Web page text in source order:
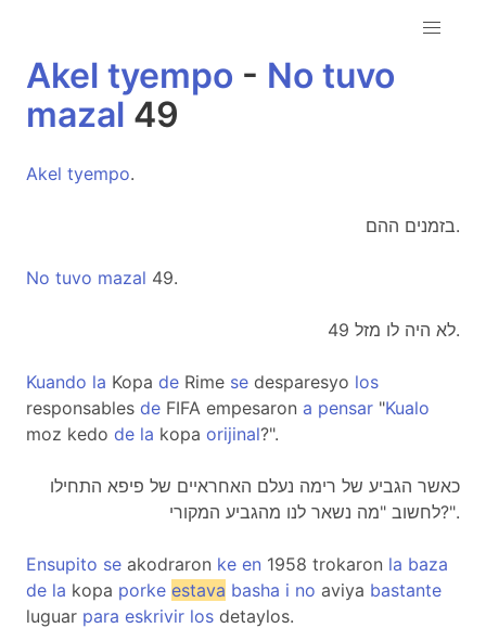
Akel tyempo - No tuvo
mazal 49
Akel tyempo.
בזמנים ההם.
No tuvo mazal 49.
לא היה לו מזל 49.
Kuando la Kopa de Rime se desparesyo los
responsables de FIFA empesaron a pensar "Kualo
moz kedo de la kopa orijinal?".
כאשר הגביע של רימה נעלם האחראיים של פיפא התחילו
לחשוב "מה נשאר לנו מהגביע המקורי?".
Ensupito se akodraron ke en 1958 trokaron la baza
de la kopa porke estava basha i no aviya bastante
luguar para eskrivir los detaylos.